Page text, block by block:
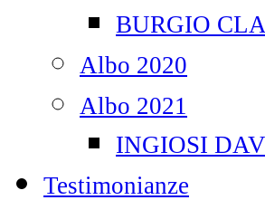
BURGIO
Albo 2020
Albo 2021
INGIOSI
Testimonianze